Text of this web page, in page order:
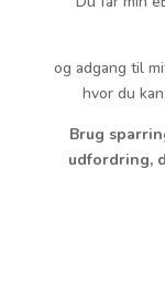
og adgang til
hvor du
Brug
udfordring,